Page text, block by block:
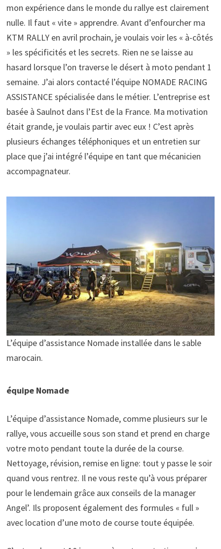
mon expérience dans le monde du rallye est clairement
nulle. Il faut « vite » apprendre. Avant d’enfourcher ma
KTM RALLY en avril prochain, je voulais voir les « à-côtés
» les spécificités et les secrets. Rien ne se laisse au
hasard lorsque l’on traverse le désert à moto pendant 1
semaine. J’ai alors contacté l’équipe NOMADE RACING
ASSISTANCE spécialisée dans le métier. L’entreprise est
basée à Saulnot dans l’Est de la France. Ma motivation
était grande, je voulais partir avec eux ! C’est après
plusieurs échanges téléphoniques et un entretien sur
place que j’ai intégré l’équipe en tant que mécanicien
accompagnateur.
L’équipe d’assistance Nomade installée dans le sable
marocain.
équipe Nomade
L’équipe d’assistance Nomade, comme plusieurs sur le
rallye, vous accueille sous son stand et prend en charge
votre moto pendant toute la durée de la course.
Nettoyage, révision, remise en ligne: tout y passe le soir
quand vous rentrez. Il ne vous reste qu’à vous préparer
pour le lendemain grâce aux conseils de la manager
Angel’. Ils proposent également des formules « full »
avec location d’une moto de course toute équipée.